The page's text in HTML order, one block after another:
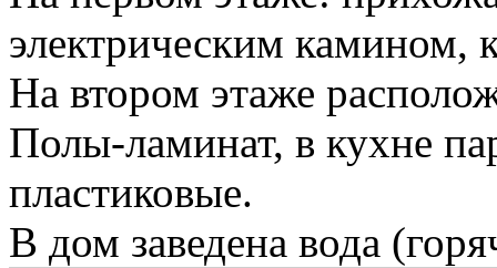
электрическим камином,
На втором этаже
Полы-ламинат, в кухне
пластиковые.
В дом заведена вода